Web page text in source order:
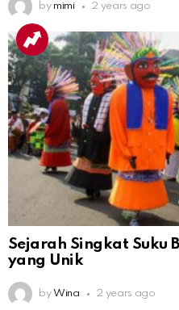
by mimi 2 years ago
Sejarah Singkat Suku
yang Unik
by Wina 2 years ago